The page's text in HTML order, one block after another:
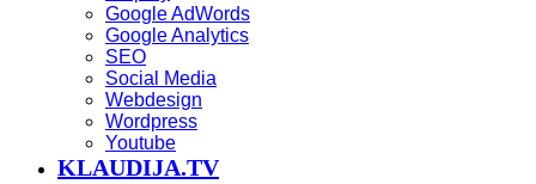
Google AdWords
Google Analytics
SEO
Social Media
Webdesign
Wordpress
Youtube
KLAUDIJA.TV